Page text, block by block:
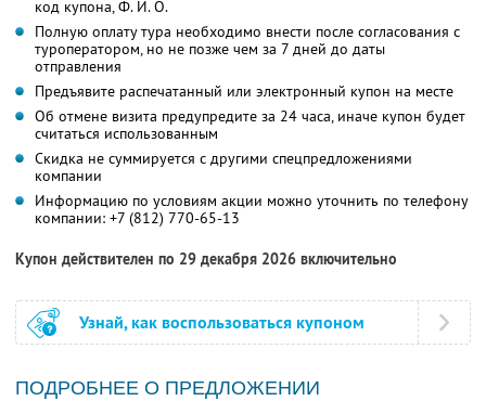
код купона,Ф. И. О.
Полную оплату тура необходимо внести после согласования с
туроператором, но не позже чем за 7 дней до даты
отправления
Предъявите распечатанный или электронный купон на месте
Об отмене визита предупредите за 24 часа, иначе купон будет
считаться использованным
Скидка не суммируется с другими спецпредложениями
компании
Информацию по условиям акции можно уточнить по телефону
компании: +7 (812) 770-65-13
Купон действителен по 29 декабря 2026 включительно
Узнай, как воспользоваться купоном
ПОДРОБНЕЕ О ПРЕДЛОЖЕНИИ